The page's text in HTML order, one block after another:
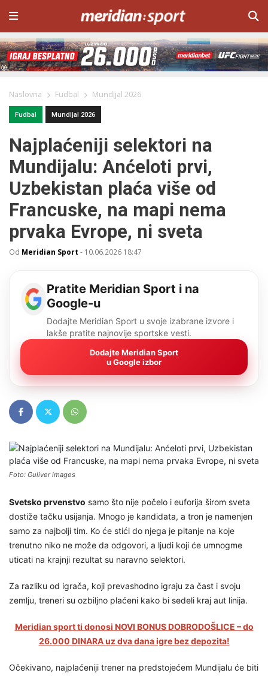
Naslovna Fudbal Mundijal 2026
Fudbal Mundijal 2026
Najplaćeniji selektori na
Mundijalu: Anćeloti prvi,
Uzbekistan plaća više od
Francuske, na mapi nema
prvaka Evrope, ni sveta
Od Meridian Sport - 10.06.2026 18:47
Pratite Meridian Sport i na
Google-u
Dodajte Meridian Sport u svoje izabrane izvore i
lakše pratite najnovije sportske vesti.
Dodajte Meridian Sport
u Google izbor
Foto: Guliver images
Svetsko prvenstvo samo što nije počelo i euforija širom sveta
dostiže tačku usijanja. Mnogo je kandidata, a tron je namenjen
samo za najbolji tim. Ko će stići do njega je pitanje na koje
trenutno niko ne može da odgovori, a ljudi koji će umnogme
uticati na krajnji rezultat su naravno selektori.
Za razliku od igrača, koji prevashodno igraju za čast i svoju
zemlju, treneri su ozbiljno plaćeni kako bi sedeli kraj aut linija.
Meridian sport ti donosi NOVI BONUS DOBRODOŠLICE – do
26.000 DINARA uz dva dana igre bez depozita!
Očekivano, najplaćeniji trener na predstojećem Mundijalu će biti